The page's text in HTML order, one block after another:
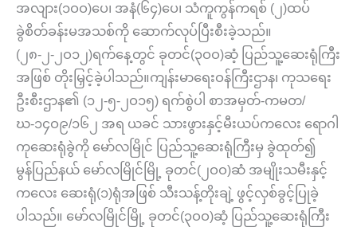
အလျား(၁ဝဝ)ပေ၊ အနံ(၆၄)ပေ၊ သံကူကွန်ကရစ် (၂)ထပ်
ခွဲစိတ်ခန်းမအသစ်ကို ဆောက်လုပ်ပြီးစီးခဲ့သည်။
(၂၈-၂-၂ဝ၁၂)ရက်နေ့တွင် ခုတင်(၃ဝဝ)ဆံ့ ပြည်သူ့ဆေးရုံကြီး
အဖြစ် တိုးမြှင့်ခဲ့ပါသည်။ကျန်းမာရေးဝန်ကြီးဌာန၊ ကုသရေး
ဦးစီးဌာန၏ (၁၂-၅-၂ဝ၁၅) ရက်စွဲပါ စာအမှတ်-ကမတ/
ဃ-၁၄ဝ၉/၁၆၂ အရ ယခင် သားဖွားနှင့်မီးယပ်ကလေး ရောဂါ
ကုဆေးရုံခွဲကို မော်လမြိုင် ပြည်သူ့ဆေးရုံကြီးမှ ခွဲထုတ်၍
မွန်ပြည်နယ် မော်လမြိုင်မြို့ ခုတင်(၂ဝဝ)ဆံ အမျိုးသမီးနှင့်
ကလေး ဆေးရုံ(၁)ရုံအဖြစ် သီးသန့်တိုးချဲ့ ဖွင့်လှစ်ခွင့်ပြုခဲ့
ပါသည်။ မော်လမြိုင်မြို့ ခုတင်(၃ဝဝ)ဆံ့ ပြည်သူ့ဆေးရုံကြီး